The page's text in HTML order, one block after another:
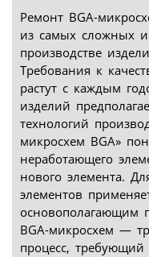
Ремонт BGA-
из самых сложных и
производстве
Требования к
растут с каждым
изделий
технологий
микросхем BGA»
неработающего
нового элемента.
элементов
основополагающим
BGA-микросхем —
процесс,